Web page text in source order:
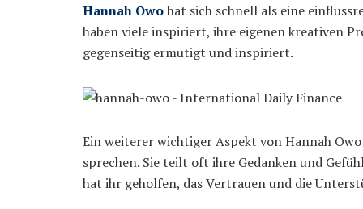
Hannah Owohat sich schnell als eine
haben viele inspiriert, ihre eigenen kreativen
gegenseitig ermutigt und inspiriert.
Ein weiterer wichtiger Aspekt von Hannah
sprechen. Sie teilt oft ihre Gedanken und
hat ihr geholfen, das Vertrauen und die